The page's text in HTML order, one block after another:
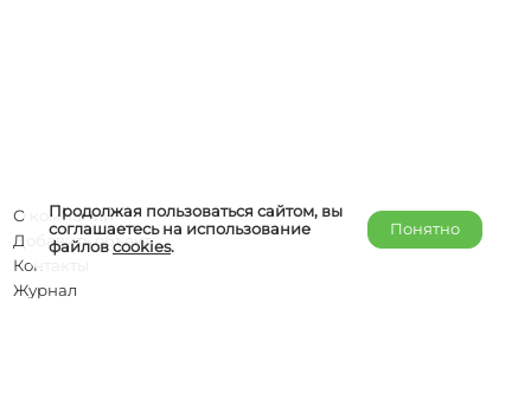
Продолжая пользоваться сайтом, вы
соглашаетесь на использование
файловcookies.
Понятно
О компании
Добавить объект
Контакты
Журнал